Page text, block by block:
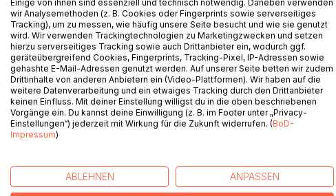
und Gedichte über Begebenheiten seines Alltags
Umgebung.
WEITERE TITEL BEIBoD
Einige von ihnen sind essenziell und technisch notwendig. Daneben verwenden
wir Analysemethoden (z. B. Cookies oder Fingerprints sowie serverseitiges
Tracking), um zu messen, wie häufig unsere Seite besucht und wie sie genutzt
wird. Wir verwenden Trackingtechnologien zu Marketingzwecken und setzen
hierzu serverseitiges Tracking sowie auch Drittanbieter ein, wodurch ggf.
geräteübergreifend Cookies, Fingerprints, Tracking-Pixel, IP-Adressen sowie
gehashte E-Mail-Adressen genutzt werden. Auf unserer Seite betten wir zudem
Drittinhalte von anderen Anbietern ein (Video-Plattformen). Wir haben auf die
weitere Datenverarbeitung und ein etwaiges Tracking durch den Drittanbieter
keinen Einfluss. Mit deiner Einstellung willigst du in die oben beschriebenen
Vorgänge ein. Du kannst deine Einwilligung (z. B. im Footer unter „Privacy-
Einstellungen“) jederzeit mit Wirkung für die Zukunft widerrufen. (BoD-
Impressum)
ABLEHNEN ANPASSEN